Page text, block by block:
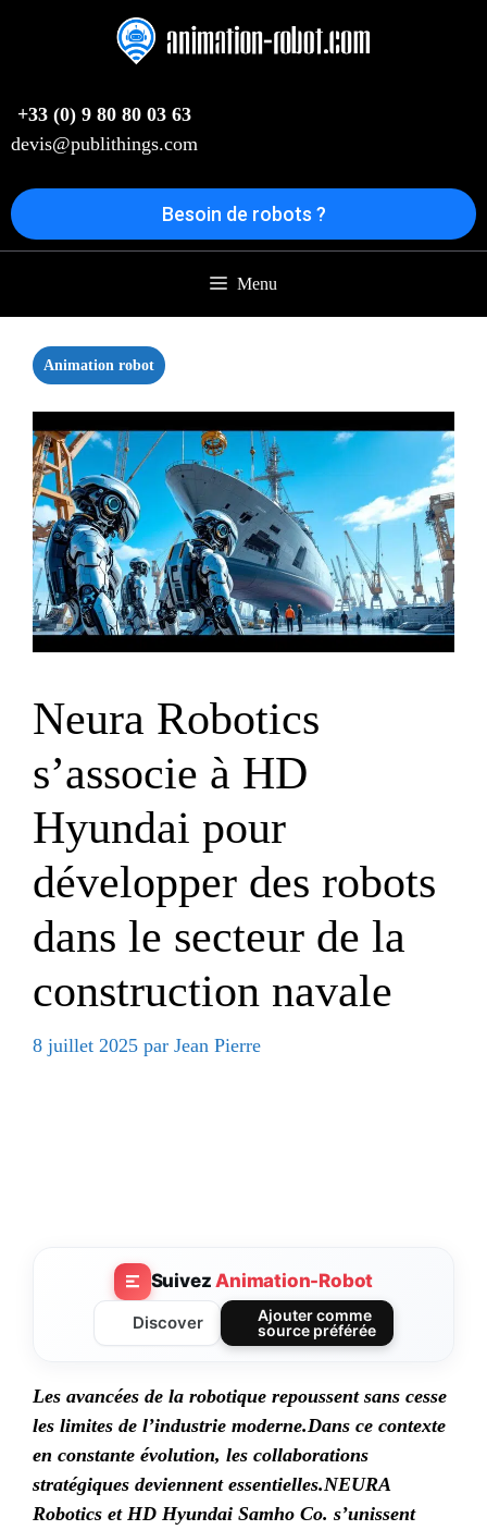
+33 (0) 9 80 80 03 63
devis@publithings.com
Besoin de robots ?
Menu
Animation robot
Neura Robotics
s’associe à HD
Hyundai pour
développer des robots
dans le secteur de la
construction navale
8 juillet 2025 par Jean Pierre
SuivezAnimation-Robot
Discover
Ajouter comme
source préférée
Les avancées de la robotique repoussent sans cesse
les limites de l’industrie moderne.Dans ce contexte
en constante évolution, les collaborations
stratégiques deviennent essentielles.NEURA
Robotics et HD Hyundai Samho Co. s’unissent